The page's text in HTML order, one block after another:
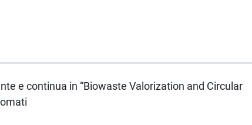
e continua in “Biowaste Valorization and Circular